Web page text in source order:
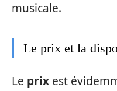
musicale.
Le prix et la
Le prix est